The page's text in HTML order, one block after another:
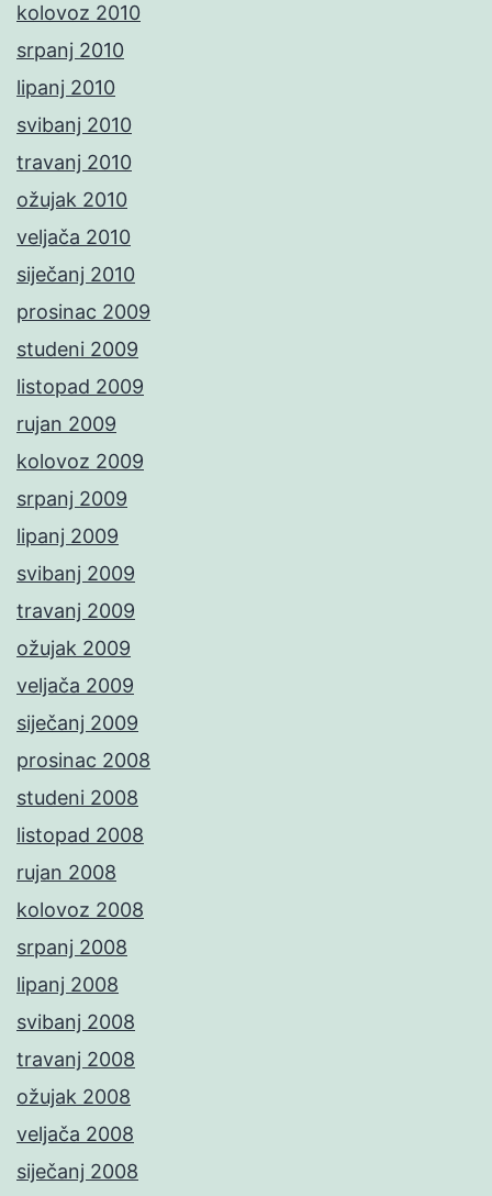
kolovoz 2010
srpanj 2010
lipanj 2010
svibanj 2010
travanj 2010
ožujak 2010
veljača 2010
siječanj 2010
prosinac 2009
studeni 2009
listopad 2009
rujan 2009
kolovoz 2009
srpanj 2009
lipanj 2009
svibanj 2009
travanj 2009
ožujak 2009
veljača 2009
siječanj 2009
prosinac 2008
studeni 2008
listopad 2008
rujan 2008
kolovoz 2008
srpanj 2008
lipanj 2008
svibanj 2008
travanj 2008
ožujak 2008
veljača 2008
siječanj 2008